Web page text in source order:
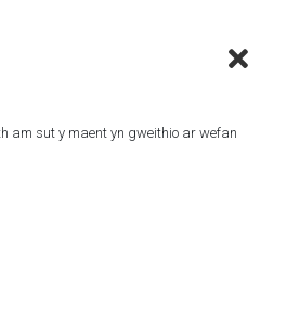
am sut y maent yn gweithio ar wefan